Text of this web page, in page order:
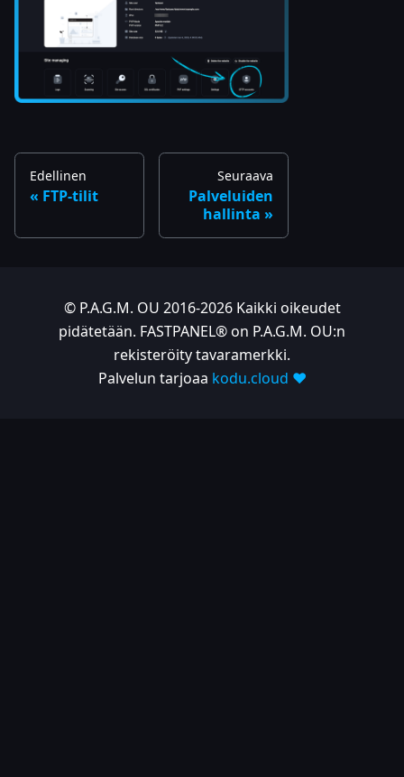
Edellinen
FTP-tilit
Seuraava
Palveluiden
hallinta
© P.A.G.M. OU 2016-2026 Kaikki oikeudet
pidätetään. FASTPANEL® on P.A.G.M. OU:n
rekisteröity tavaramerkki.
Palvelun tarjoaa kodu.cloud ❤️